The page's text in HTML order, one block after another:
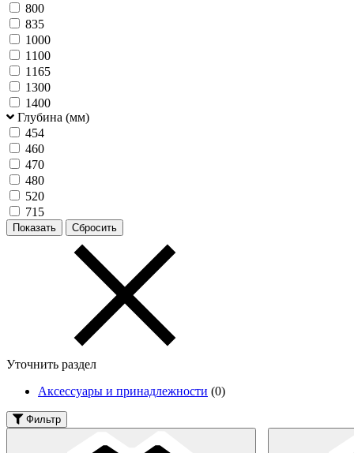
800
835
1000
1100
1165
1300
1400
Глубина (мм)
454
460
470
480
520
715
Уточнить раздел
Аксессуары и принадлежности (0)
Фильтр